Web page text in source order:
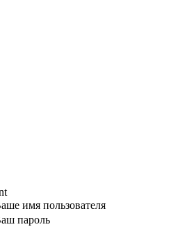
имя пользователя
пароль